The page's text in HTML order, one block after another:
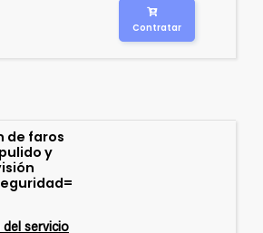
Contratar
de faros
y
del servicio